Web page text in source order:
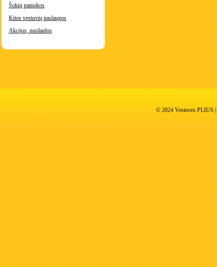
Šokių pamokos
Kitos vestuvių paslaugos
Akcijos, nuolaidos
© 2024 Vestuves PLIUS